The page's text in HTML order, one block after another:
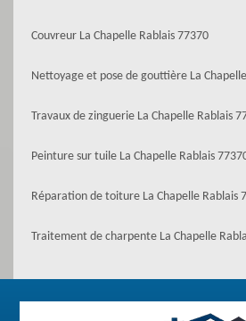
Couvreur La Chapelle Rablais 77370
Nettoyage et pose de gouttière La
Travaux de zinguerie La Chapelle Rablais
Peinture sur tuile La Chapelle Rablais
Réparation de toiture La Chapelle Rablais
Traitement de charpente La Chapelle